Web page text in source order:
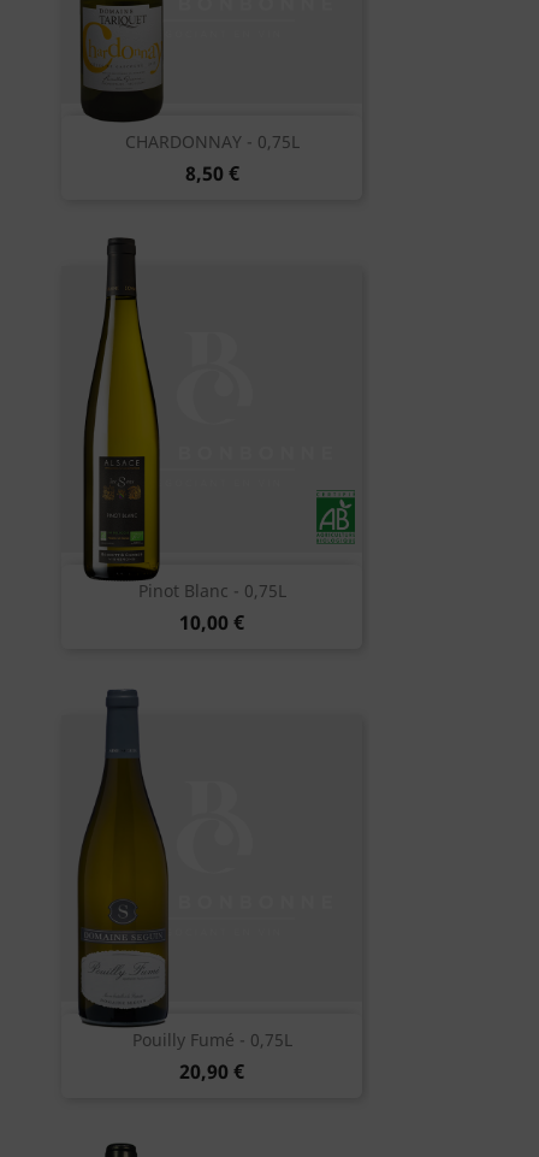
CHARDONNAY - 0,75L
8,50 €
Pinot Blanc - 0,75L
10,00 €
Pouilly Fumé - 0,75L
20,90 €